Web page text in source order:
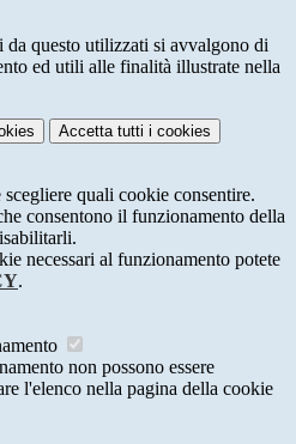
da questo utilizzati si avvalgono di
ed utili alle finalità illustrate nella
Accetta tutti i cookies
quali cookie consentire.
consentono il funzionamento della
necessari al funzionamento potete
.
non possono essere
l'elenco nella pagina della cookie